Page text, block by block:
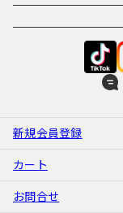
新規会員登録
カート
お問合せ